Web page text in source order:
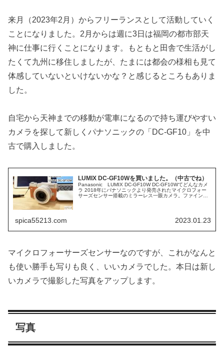
来月（2023年2月）からフリーランスとして活動していく
ことになりました。2月からは週に3日は福岡の都市部天
神に仕事に行くことになります。もともと田舎で生活がし
たくて九州に移住しましたが、たまには都会の様相も見て
体感していないといけないかな？と感じるところもありま
した。
自宅から天神までの移動が電車になるので持ち運びやすい
カメラを探して新しくパナソニックの「DC-GF10」を中
古で購入しました。
LUMIX DC-GF10Wを買いました。（中古でね）
Panasonic LUMIX DC-GF10W DC-GF10Wてどんなカメ
ラ 2018年にパナソニックより発売されたマイクロフォー
サーズセンサー搭載のミラーレス一眼カメラ。ファインダ
spica55213.com 2023.01.23
マイクロフォーサーズセンサーなのですが、これがなんと
も使い勝手も写りも良く、いいカメラでした。本日は新し
いカメラで撮影した写真をアップします。
写真